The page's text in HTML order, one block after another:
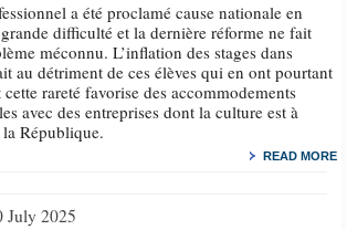
a été proclamé cause nationale en
difficulté et la dernière réforme ne fait
méconnu. L’inflation des stages dans
au détriment de ces élèves qui en ont pourtant
rareté favorise des accommodements
avec des entreprises dont la culture est à
République.
READ MORE
July 2025